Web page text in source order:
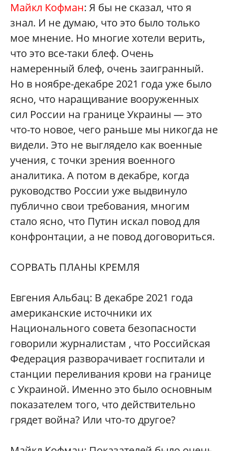
Майкл Кофман: Я бы не сказал, что я
знал. И не думаю, что это было только
мое мнение. Но многие хотели верить,
что это все-таки блеф. Очень
намеренный блеф, очень заигранный.
Но в ноябре-декабре 2021 года уже было
ясно, что наращивание вооруженных
сил России на границе Украины — это
что-то новое, чего раньше мы никогда не
видели. Это не выглядело как военные
учения, с точки зрения военного
аналитика. А потом в декабре, когда
руководство России уже выдвинуло
публично свои требования, многим
стало ясно, что Путин искал повод для
конфронтации, а не повод договориться.
СОРВАТЬ ПЛАНЫ КРЕМЛЯ
Евгения Альбац: В декабре 2021 года
американские источники их
Национального совета безопасности
говорили журналистам , что Российская
Федерация разворачивает госпитали и
станции переливания крови на границе
с Украиной. Именно это было основным
показателем того, что действительно
грядет война? Или что-то другое?